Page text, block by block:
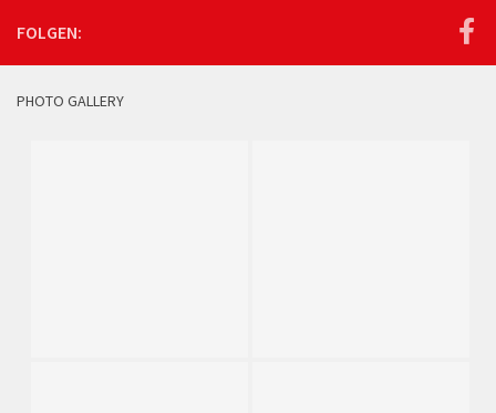
FOLGEN:
PHOTO GALLERY